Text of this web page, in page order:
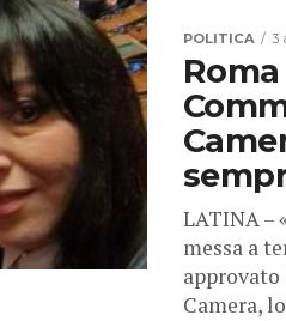
POLITICA 3
LATINA –
messa a
Camera,